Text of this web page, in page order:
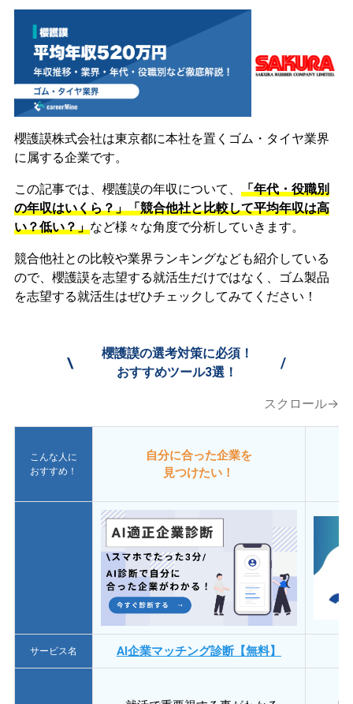
櫻護謨株式会社は東京都に本社を置くゴム・タイヤ業界
に属する企業です。
この記事では、櫻護謨の年収について、 「年代・役職別
の年収はいくら？」「競合他社と比較して平均年収は高
い？低い？」など様々な角度で分析していきます。
競合他社との比較や業界ランキングなども紹介している
ので、櫻護謨を志望する就活生だけではなく、ゴム製品
を志望する就活生はぜひチェックしてみてください！
\
櫻護謨の選考対策に必須！
おすすめツール3選！
/
スクロール→
こんな人に
おすすめ！
自分に合った企業を
見つけたい！
サービス名 AI企業マッチング診断【無料】